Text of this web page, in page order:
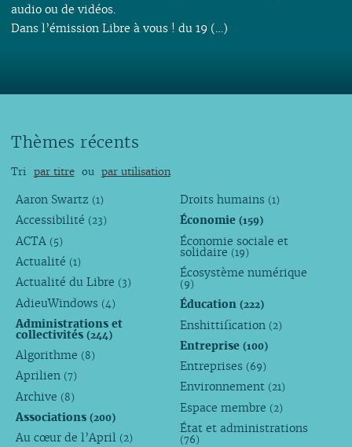
audio ou de vidéos.
Dans l’émission Libre à vous ! du 19 (…)
Thèmes récents
Tri par titre ou par utilisation
Aaron Swartz (1)
Accessibilité (23)
ACTA (5)
Actualité (1)
Actualité du Libre (3)
AdieuWindows (4)
Administrations et
collectivités (244)
Algorithme (8)
Aprilien (7)
Archive (8)
Associations (200)
Au cœur de l’April (2)
Droits humains (1)
Économie(159)
Économie sociale et
solidaire (19)
Écosystème numérique
(9)
Éducation(222)
Enshittification (2)
Entreprise(100)
Entreprises (69)
Environnement (21)
Espace membre (2)
État et administrations
(76)